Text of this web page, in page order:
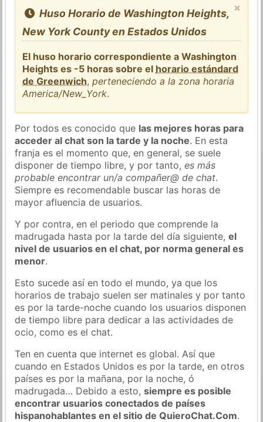
×
Huso Horario de Washington Heights,
New York County en Estados Unidos
El huso horario correspondiente a Washington
Heights es -5 horas sobre el horario estándard
de Greenwich,perteneciendo a la zona horaria
America/New_York.
Por todos es conocido que las mejores horas para
acceder al chat son la tarde y la noche. En esta
franja es el momento que, en general, se suele
disponer de tiempo libre, y por tanto,es más
probable encontrar un/a compañer@ de chat.
Siempre es recomendable buscar las horas de
mayor afluencia de usuarios.
Y por contra, en el periodo que comprende la
madrugada hasta por la tarde del día siguiente,el
nivel de usuarios en el chat, por norma general es
menor.
Esto sucede así en todo el mundo, ya que los
horarios de trabajo suelen ser matinales y por tanto
es por la tarde-noche cuando los usuarios disponen
de tiempo libre para dedicar a las actividades de
ocio, como es el chat.
Ten en cuenta que internet es global. Así que
cuando en Estados Unidos es por la tarde, en otros
países es por la mañana, por la noche, ó
madrugada… Debido a esto,siempre es posible
encontrar usuarios conectados de países
hispanohablantes en el sitio de QuieroChat.Com.